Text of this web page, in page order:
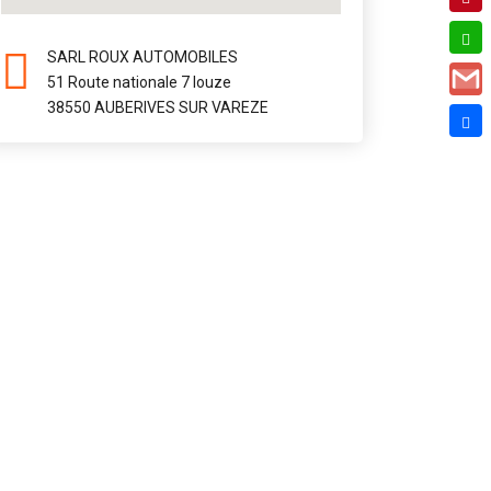
SARL ROUX AUTOMOBILES
51 Route nationale 7 louze
38550 AUBERIVES SUR VAREZE